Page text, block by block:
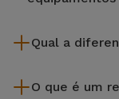
limpeza sem
recondicionados
Qual a
e preparados por
O que é um